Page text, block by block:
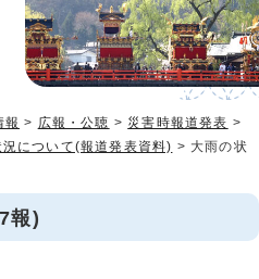
報 > 広報・公聴 > 災害時報道発表 >
況について(報道発表資料) > 大雨の状
報)